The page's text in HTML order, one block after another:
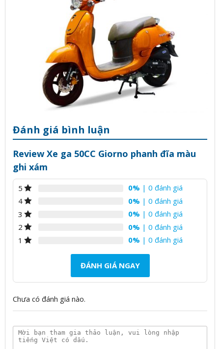
Đánh giá bình luận
Review Xe ga 50CC Giorno phanh đĩa màu
ghi xám
5 0% | 0 đánh giá
4
0% | 0 đánh giá
3
0% | 0 đánh giá
2
0% | 0 đánh giá
1
0% | 0 đánh giá
ĐÁNH GIÁ NGAY
Chưa có đánh giá nào.